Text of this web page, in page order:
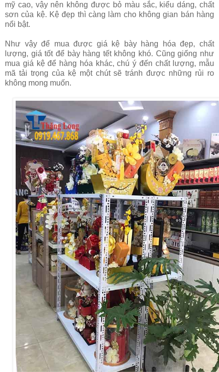
mỹ cao, vậy nên không được bỏ màu sắc, kiểu dáng, chất
sơn của kệ. Kệ đẹp thì càng làm cho không gian bán hàng
nổi bật.
Như vậy để mua được giá kệ bày hàng hóa đẹp, chất
lượng, giá tốt để bày hàng tết không khó. Cũng giống như
mua giá kệ để hàng hóa khác, chú ý đến chất lượng, mẫu
mã tải trọng của kệ một chút sẽ tránh được những rủi ro
không mong muốn.